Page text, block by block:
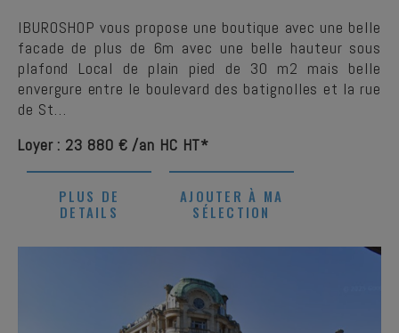
IBUROSHOP vous propose une boutique avec une belle
facade de plus de 6m avec une belle hauteur sous
plafond Local de plain pied de 30 m2 mais belle
envergure entre le boulevard des batignolles et la rue
de St…
Loyer : 23 880 € /an HC HT*
PLUS DE
DETAILS
AJOUTER À MA
SÉLECTION